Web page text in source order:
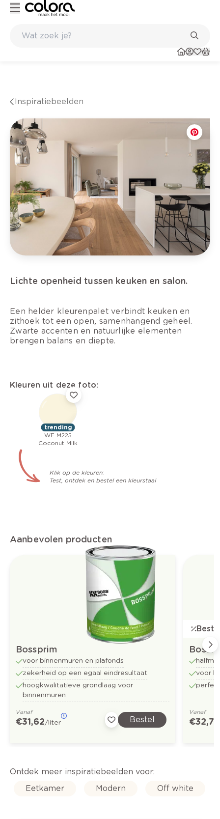
Inspiratiebeelden
Lichte openheid tussen keuken en salon.
Een helder kleurenpalet verbindt keuken en
zithoek tot een open, samenhangend geheel.
Zwarte accenten en natuurlijke elementen
brengen balans en diepte.
Kleuren uit deze foto:
trending
WE M225
Coconut Milk
Klik op de kleuren:
Test, ontdek en bestel een kleurstaal
Aanbevolen producten
Bossprim
voor binnenmuren en plafonds
zekerheid op een egaal eindresultaat
hoogkwalitatieve grondlaag voor
binnenmuren
Vanaf
€ 31,62/liter Bestel
voor
Vanaf
€ 32,73
Ontdek meer inspiratiebeelden voor:
Eetkamer
Modern Off white